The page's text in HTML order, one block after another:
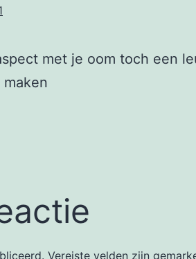
met je oom toch een
Vereiste velden zijn